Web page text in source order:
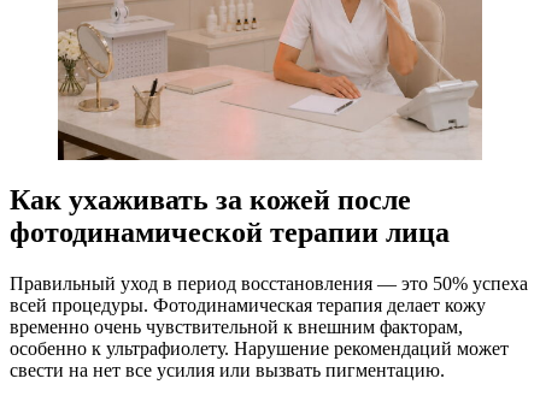
Как ухаживать за кожей после
фотодинамической терапии лица
Правильный уход в период восстановления — это 50% успеха
всей процедуры. Фотодинамическая терапия делает кожу
временно очень чувствительной к внешним факторам,
особенно к ультрафиолету. Нарушение рекомендаций может
свести на нет все усилия или вызвать пигментацию.